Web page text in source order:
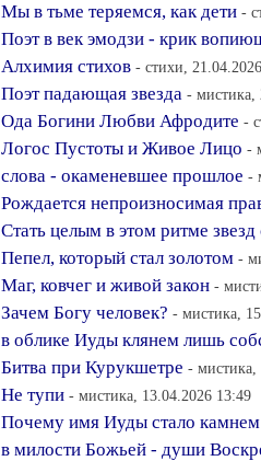
Мы в тьме теряемся, как дети -
Поэт в век эмодзи - крик
Алхимия стихов - стихи,
Поэт падающая звезда - мистика,
Ода Богини Любви Афродите -
Логос Пустоты и Живое Лицо -
слова - окаменевшее прошлое -
Рождается непроизносимая
Стать целым в этом ритме
Пепел, который стал золотом -
Маг, ковчег и живой закон -
Зачем Богу человек? - мистика,
в облике Иуды клянем лишь
Битва при Курукшетре - мистика,
Не тупи - мистика, 13.04.2026 13:49
Почему имя Иуды стало камнем
в милости Божьей - души